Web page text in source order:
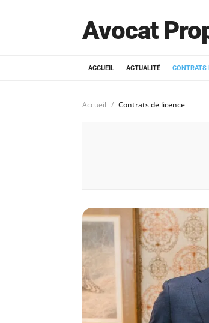
Avocat
ACCUEIL ACTUALITÉ CONTRATS
Accueil Contrats de licence